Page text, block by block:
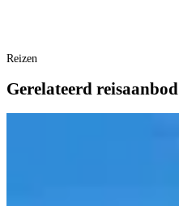
Reizen
Gerelateerd reisaanbod